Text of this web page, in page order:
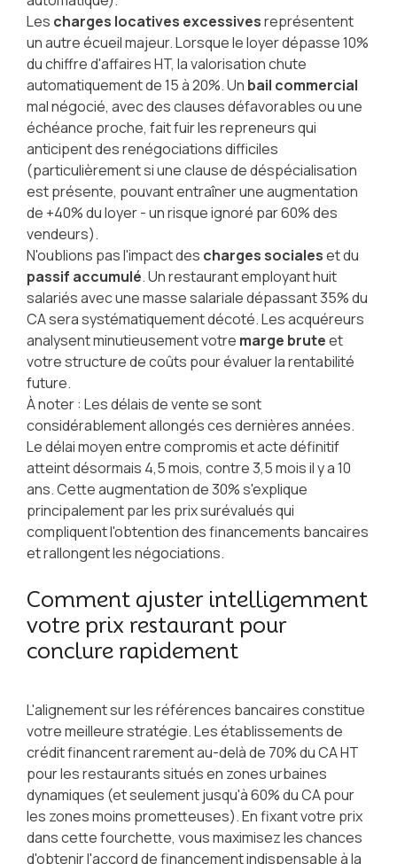
Les charges locatives excessivesreprésentent
un autre écueil majeur. Lorsque le loyer dépasse 10%
du chiffre d'affaires HT, la valorisation chute
automatiquement de 15 à 20%. Un bail commercial
mal négocié, avec des clauses défavorables ou une
échéance proche, fait fuir les repreneurs qui
anticipent des renégociations difficiles
(particulièrement si une clause de déspécialisation
est présente, pouvant entraîner une augmentation
de +40% du loyer - un risque ignoré par 60% des
vendeurs).
N'oublions pas l'impact des charges socialeset du
passif accumulé. Un restaurant employant huit
salariés avec une masse salariale dépassant 35% du
CA sera systématiquement décoté. Les acquéreurs
analysent minutieusement votre marge bruteet
votre structure de coûts pour évaluer la rentabilité
future.
À noter : Les délais de vente se sont
considérablement allongés ces dernières années.
Le délai moyen entre compromis et acte définitif
atteint désormais 4,5 mois, contre 3,5 mois il y a 10
ans. Cette augmentation de 30% s'explique
principalement par les prix surévalués qui
compliquent l'obtention des financements bancaires
et rallongent les négociations.
Comment ajuster intelligemment
votre prix restaurant pour
conclure rapidement
L'alignement sur les références bancaires constitue
votre meilleure stratégie. Les établissements de
crédit financent rarement au-delà de 70% du CA HT
pour les restaurants situés en zones urbaines
dynamiques (et seulement jusqu'à 60% du CA pour
les zones moins prometteuses). En fixant votre prix
dans cette fourchette, vous maximisez les chances
d'obtenir l'accord de financement indispensable à la